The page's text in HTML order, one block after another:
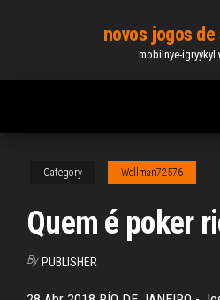
content
novos jogos
mobilnye-
Category Wellman72576
Quem é poker
By PUBLISHER